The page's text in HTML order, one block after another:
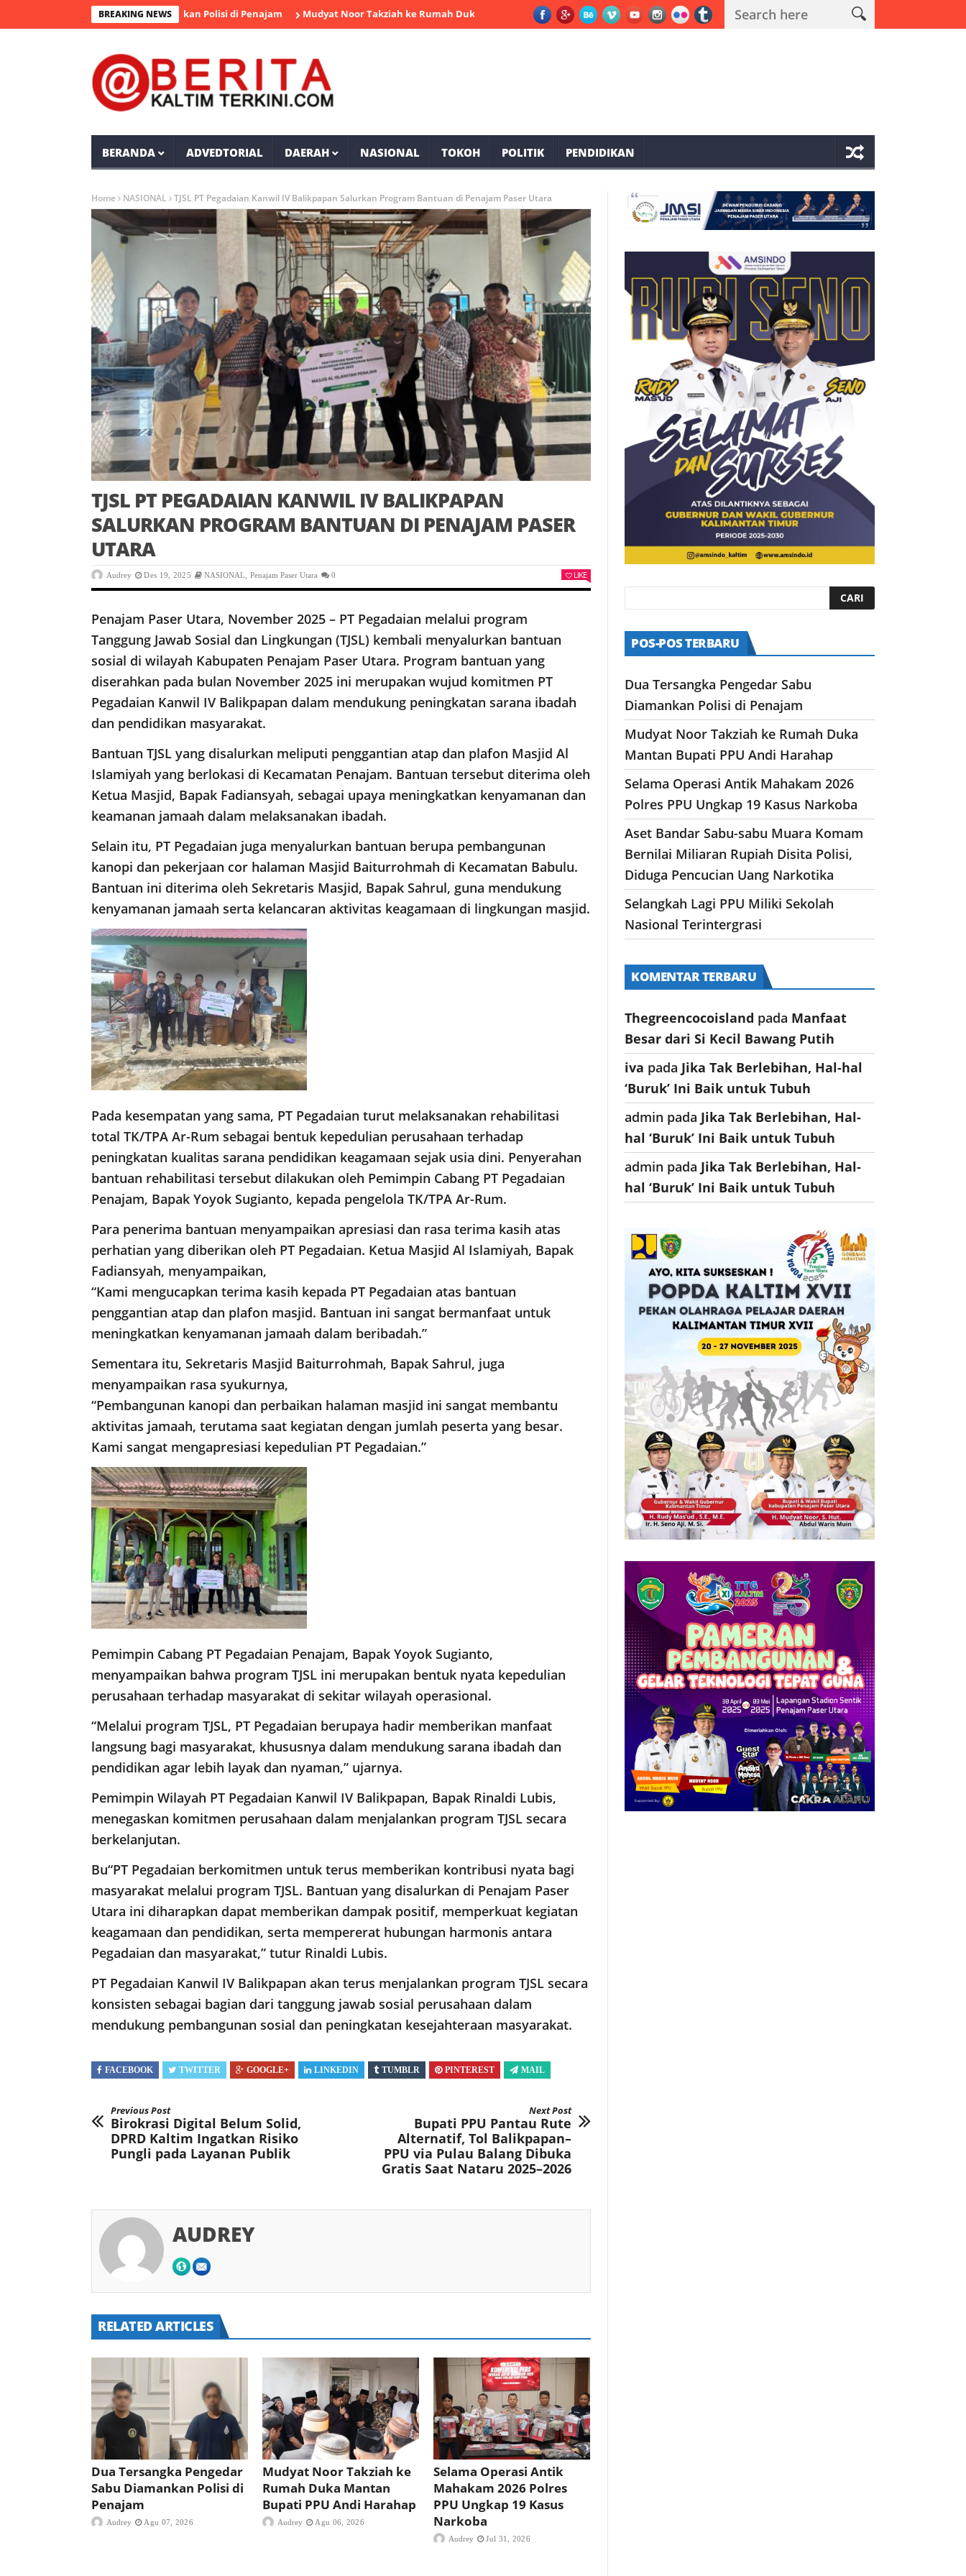
BREAKING NEWS
Pengedar Sabu Diamankan Polisi di Penajam Mudyat Noor Takziah ke Rumah Duka Mantan Bupati PPU Andi Harahap Selama Operasi Antik Mahakam 2026 Polres PPU Ungkap 19 Kasus Narkoba
BERANDA ADVEDTORIAL DAERAH NASIONAL TOKOH POLITIK PENDIDIKAN
Home NASIONAL TJSL PT Pegadaian Kanwil IV Balikpapan Salurkan Program Bantuan di Penajam Paser Utara
TJSL PT PEGADAIAN KANWIL IV BALIKPAPAN
SALURKAN PROGRAM BANTUAN DI PENAJAM PASER
UTARA
Audrey Des 19, 2025 NASIONAL Penajam Paser Utara 0 LIKE
Penajam Paser Utara, November 2025 – PT Pegadaian melalui program
Tanggung Jawab Sosial dan Lingkungan (TJSL) kembali menyalurkan bantuan
sosial di wilayah Kabupaten Penajam Paser Utara. Program bantuan yang
diserahkan pada bulan November 2025 ini merupakan wujud komitmen PT
Pegadaian Kanwil IV Balikpapan dalam mendukung peningkatan sarana ibadah
dan pendidikan masyarakat.
Bantuan TJSL yang disalurkan meliputi penggantian atap dan plafon Masjid Al
Islamiyah yang berlokasi di Kecamatan Penajam. Bantuan tersebut diterima oleh
Ketua Masjid, Bapak Fadiansyah, sebagai upaya meningkatkan kenyamanan dan
keamanan jamaah dalam melaksanakan ibadah.
Selain itu, PT Pegadaian juga menyalurkan bantuan berupa pembangunan
kanopi dan pekerjaan cor halaman Masjid Baiturrohmah di Kecamatan Babulu.
Bantuan ini diterima oleh Sekretaris Masjid, Bapak Sahrul, guna mendukung
kenyamanan jamaah serta kelancaran aktivitas keagamaan di lingkungan masjid.
Pada kesempatan yang sama, PT Pegadaian turut melaksanakan rehabilitasi
total TK/TPA Ar-Rum sebagai bentuk kepedulian perusahaan terhadap
peningkatan kualitas sarana pendidikan keagamaan sejak usia dini. Penyerahan
bantuan rehabilitasi tersebut dilakukan oleh Pemimpin Cabang PT Pegadaian
Penajam, Bapak Yoyok Sugianto, kepada pengelola TK/TPA Ar-Rum.
Para penerima bantuan menyampaikan apresiasi dan rasa terima kasih atas
perhatian yang diberikan oleh PT Pegadaian. Ketua Masjid Al Islamiyah, Bapak
Fadiansyah, menyampaikan,
“Kami mengucapkan terima kasih kepada PT Pegadaian atas bantuan
penggantian atap dan plafon masjid. Bantuan ini sangat bermanfaat untuk
meningkatkan kenyamanan jamaah dalam beribadah.”
Sementara itu, Sekretaris Masjid Baiturrohmah, Bapak Sahrul, juga
menyampaikan rasa syukurnya,
“Pembangunan kanopi dan perbaikan halaman masjid ini sangat membantu
aktivitas jamaah, terutama saat kegiatan dengan jumlah peserta yang besar.
Kami sangat mengapresiasi kepedulian PT Pegadaian.”
Pemimpin Cabang PT Pegadaian Penajam, Bapak Yoyok Sugianto,
menyampaikan bahwa program TJSL ini merupakan bentuk nyata kepedulian
perusahaan terhadap masyarakat di sekitar wilayah operasional.
“Melalui program TJSL, PT Pegadaian berupaya hadir memberikan manfaat
langsung bagi masyarakat, khususnya dalam mendukung sarana ibadah dan
pendidikan agar lebih layak dan nyaman,” ujarnya.
Pemimpin Wilayah PT Pegadaian Kanwil IV Balikpapan, Bapak Rinaldi Lubis,
menegaskan komitmen perusahaan dalam menjalankan program TJSL secara
berkelanjutan.
Bu“PT Pegadaian berkomitmen untuk terus memberikan kontribusi nyata bagi
masyarakat melalui program TJSL. Bantuan yang disalurkan di Penajam Paser
Utara ini diharapkan dapat memberikan dampak positif, memperkuat kegiatan
keagamaan dan pendidikan, serta mempererat hubungan harmonis antara
Pegadaian dan masyarakat,” tutur Rinaldi Lubis.
PT Pegadaian Kanwil IV Balikpapan akan terus menjalankan program TJSL secara
konsisten sebagai bagian dari tanggung jawab sosial perusahaan dalam
mendukung pembangunan sosial dan peningkatan kesejahteraan masyarakat.
FACEBOOK TWITTER GOOGLE+ LINKEDIN TUMBLR PINTEREST MAIL
Previous Post
Birokrasi Digital Belum Solid,
DPRD Kaltim Ingatkan Risiko
Pungli pada Layanan Publik
Next Post
Bupati PPU Pantau Rute
Alternatif, Tol Balikpapan–
PPU via Pulau Balang Dibuka
Gratis Saat Nataru 2025–2026
AUDREY
RELATED ARTICLES
Dua Tersangka Pengedar
Sabu Diamankan Polisi di
Penajam
Audrey Agu 07, 2026
Mudyat Noor Takziah ke
Rumah Duka Mantan
Bupati PPU Andi Harahap
Audrey Agu 06, 2026
Selama Operasi Antik
Mahakam 2026 Polres
PPU Ungkap 19 Kasus
Narkoba
Audrey Jul 31, 2026
POS-POS TERBARU
Dua Tersangka Pengedar Sabu
Diamankan Polisi di Penajam
Mudyat Noor Takziah ke Rumah Duka
Mantan Bupati PPU Andi Harahap
Selama Operasi Antik Mahakam 2026
Polres PPU Ungkap 19 Kasus Narkoba
Aset Bandar Sabu-sabu Muara Komam
Bernilai Miliaran Rupiah Disita Polisi,
Diduga Pencucian Uang Narkotika
Selangkah Lagi PPU Miliki Sekolah
Nasional Terintergrasi
KOMENTAR TERBARU
Thegreencocoisland pada Manfaat
Besar dari Si Kecil Bawang Putih
iva pada Jika Tak Berlebihan, Hal-hal
‘Buruk’ Ini Baik untuk Tubuh
admin pada Jika Tak Berlebihan, Hal-
hal ‘Buruk’ Ini Baik untuk Tubuh
admin pada Jika Tak Berlebihan, Hal-
hal ‘Buruk’ Ini Baik untuk Tubuh